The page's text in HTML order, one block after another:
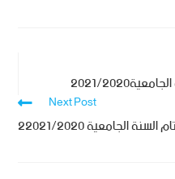
2020
Next Post
الجامعية 22021/2020